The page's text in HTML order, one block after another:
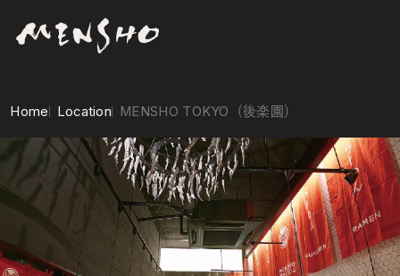
Home Location MENSHO TOKYO（後楽園）